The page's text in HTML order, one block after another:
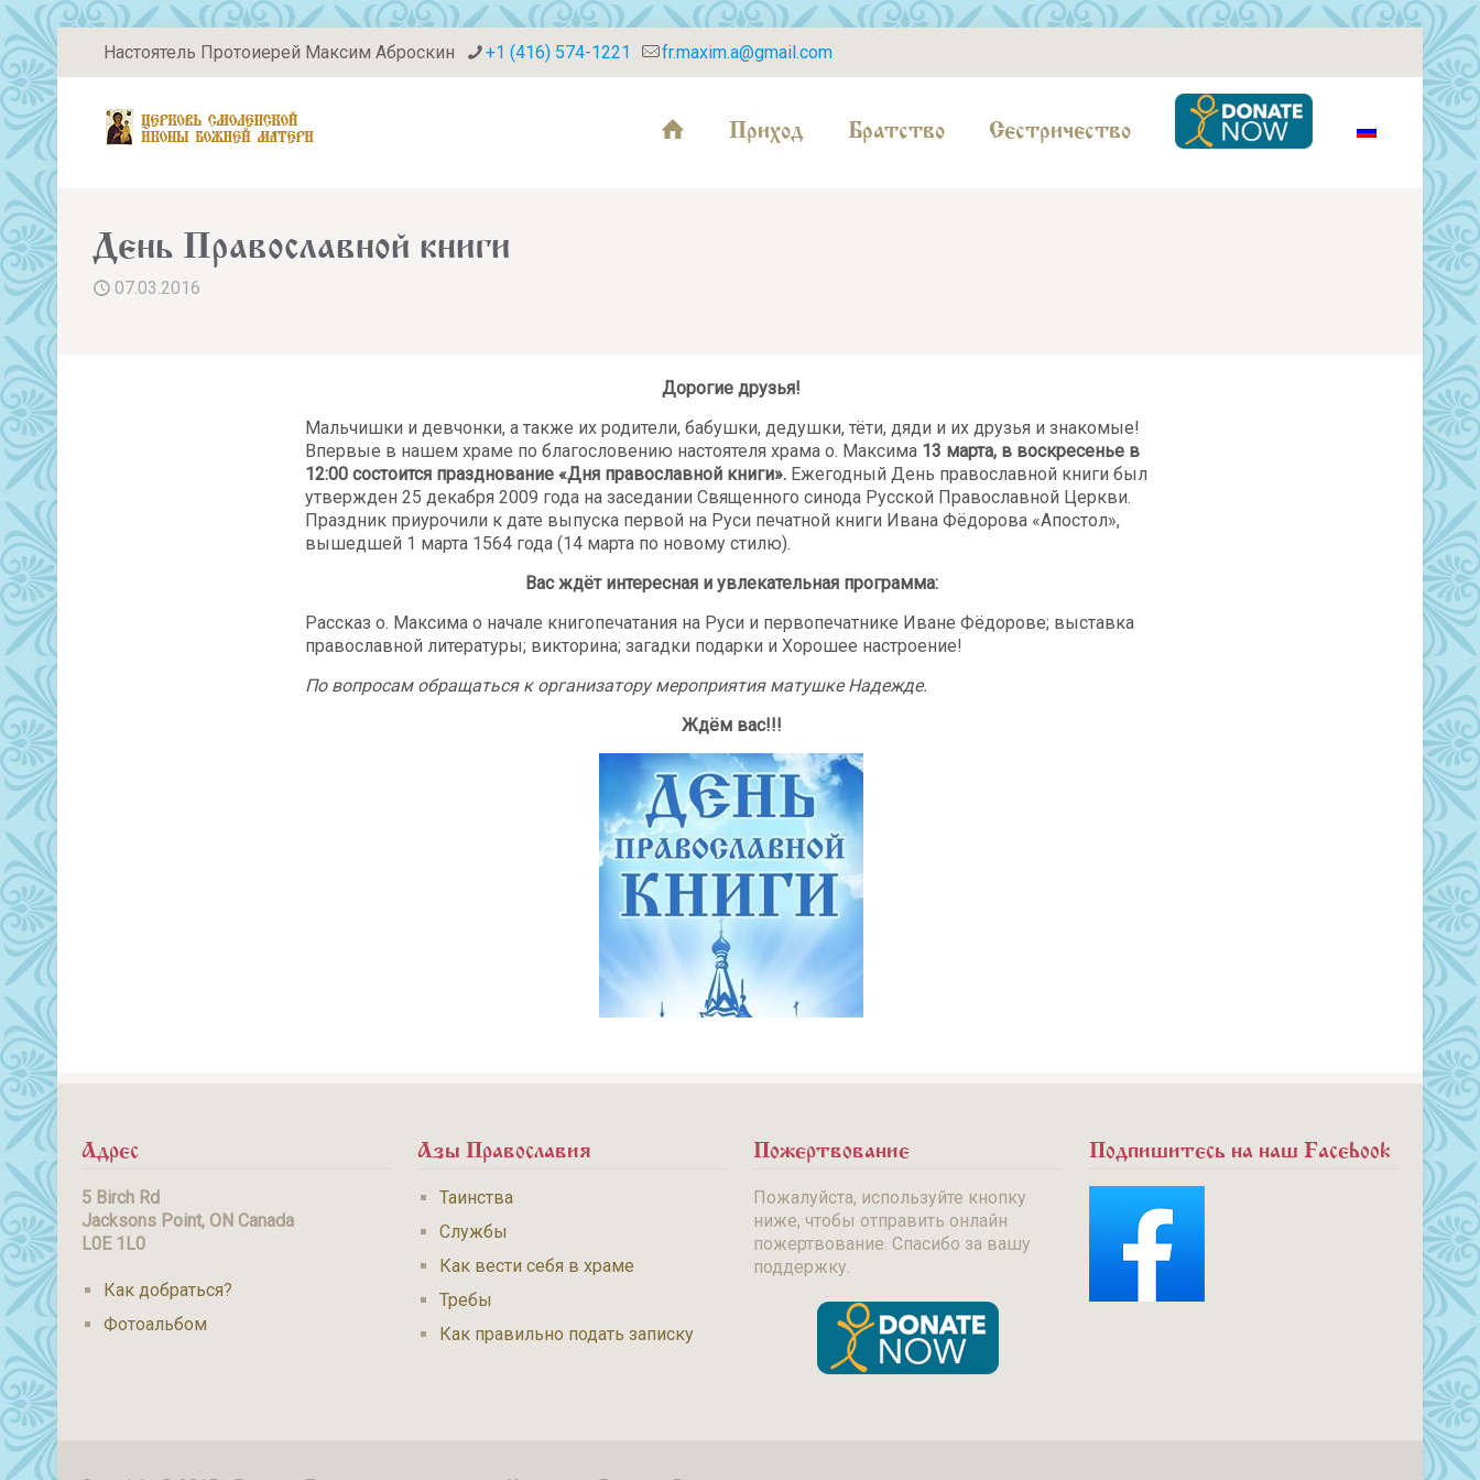
Настоятель Протоиерей Максим Аброскин +1 (416) 574-1221 fr.maxim.a@gmail.com
Приход Братство Сестричество
День Православной книги
07.03.2016
Дорогие друзья!
Мальчишки и девчонки, а также их родители, бабушки, дедушки, тёти, дяди и их друзья и знакомые!
Впервые в нашем храме по благословению настоятеля храма о. Максима 13 марта, в воскресенье в
12:00 состоится празднование «Дня православной книги». Ежегодный День православной книги был
утвержден 25 декабря 2009 года на заседании Священного синода Русской Православной Церкви.
Праздник приурочили к дате выпуска первой на Руси печатной книги Ивана Фёдорова «Апостол»,
вышедшей 1 марта 1564 года (14 марта по новому стилю).
Вас ждёт интересная и увлекательная программа:
Рассказ о. Максима о начале книгопечатания на Руси и первопечатнике Иване Фёдорове; выставка
православной литературы; викторина; загадки подарки и Хорошее настроение!
По вопросам обращаться к организатору мероприятия матушке Надежде.
Ждём вас!!!
Адрес
5 Birch Rd
Jacksons Point, ON Canada
L0E 1L0
Как добраться?
Фотоальбом
Азы Православия
Таинства
Службы
Как вести себя в храме
Требы
Как правильно подать записку
Пожертвование
Пожалуйста, используйте кнопку
ниже, чтобы отправить онлайн
пожертвование. Спасибо за вашу
поддержку.
Подпишитесь на наш Facebook